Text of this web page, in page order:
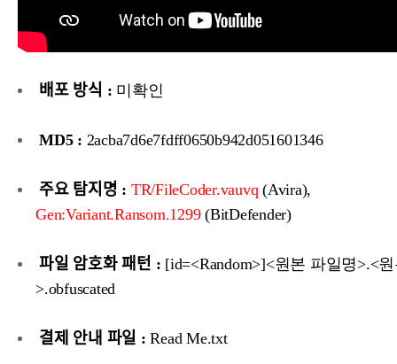
배포 방식 : 미확인
MD5 : 2acba7d6e7fdff0650b942d051601346
주요 탐지명 : TR/FileCoder.vauvq (Avira),
Gen:Variant.Ransom.1299(BitDefender)
파일 암호화 패턴 : [id=<Random>]<원본 파일명>.<
>.obfuscated
결제 안내 파일 : Read Me.txt